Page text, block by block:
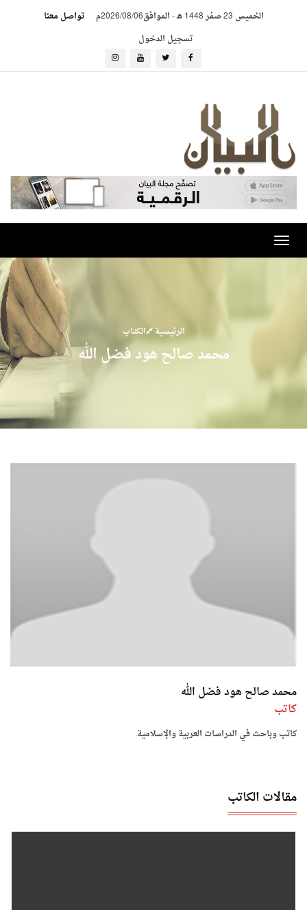
الخميس 23 صفر 1448 هـ -الموافق2026/08/06م
تواصل معنا
تسجيل الدخول
Toggle
navigation
الرئيسية الكتاب
محمد صالح هود فضل الله
محمد صالح هود فضل الله
كاتب
كاتب وباحث في الدراسات العربية والإسلامية.
مقالات الكاتب